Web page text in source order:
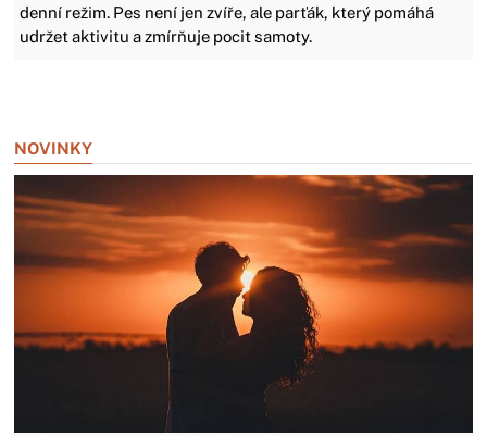
denní režim. Pes není jen zvíře, ale parťák, který pomáhá
udržet aktivitu a zmírňuje pocit samoty.
NOVINKY